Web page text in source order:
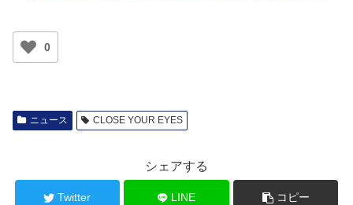
0
ニュース CLOSE YOUR EYES
シェアする
Twitter LINE コピー